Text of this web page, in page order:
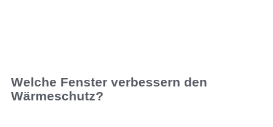
Welche Fenster verbessern den
Wärmeschutz?